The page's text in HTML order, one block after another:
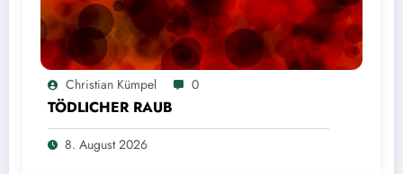
Christian Kümpel 0
TÖDLICHER RAUB
8. August 2026